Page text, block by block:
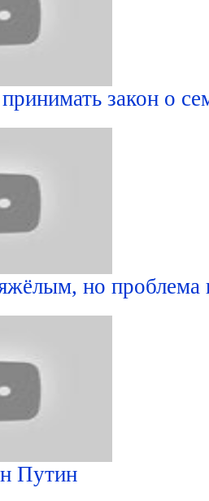
закон о
но
Путин